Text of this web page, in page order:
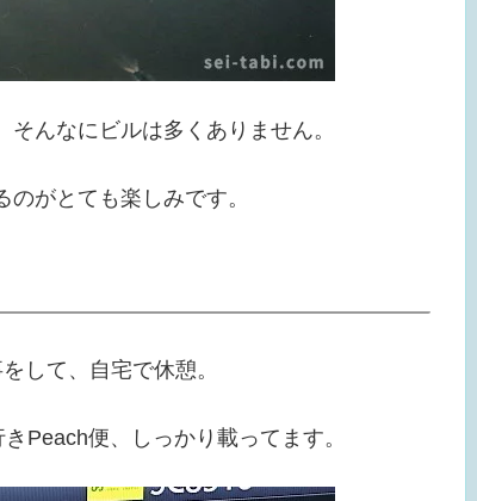
んなにビルは多くありません。
がとても楽しみです。
して、自宅で休憩。
Peach便、しっかり載ってます。